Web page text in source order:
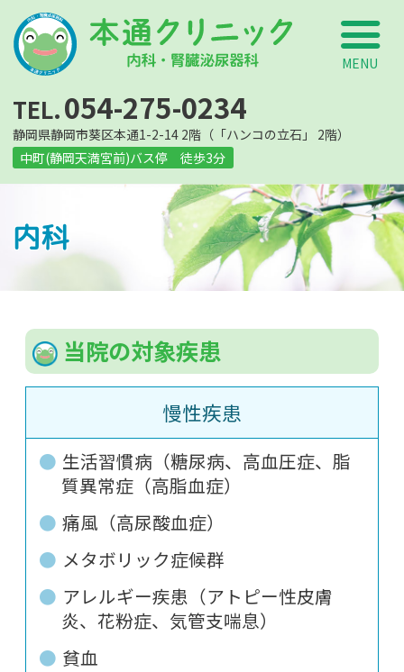
054-275-0234
静岡県静岡市葵区本通1-2-14 2階（「ハンコの立石」 2階）
中町(静岡天満宮前)バス停 徒歩3分
内科
当院の対象疾患
慢性疾患
生活習慣病（糖尿病、高血圧症、脂
質異常症（高脂血症）
痛風（高尿酸血症）
メタボリック症候群
アレルギー疾患（アトピー性皮膚
炎、花粉症、気管支喘息）
貧血